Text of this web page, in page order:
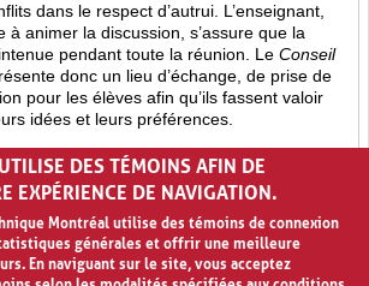
dans le respect d’autrui. L’enseignant,
à animer la discussion, s’assure que la
pendant toute la réunion. Le Conseil
donc un lieu d’échange, de prise de
pour les élèves afin qu’ils fassent valoir
idées et leurs préférences.
(13) Rétroaction (4)
DES TÉMOINS AFIN DE
EXPÉRIENCE DE NAVIGATION.
Montréal utilise des témoins de connexion
générales et offrir une meilleure
En naviguant sur le site, vous acceptez